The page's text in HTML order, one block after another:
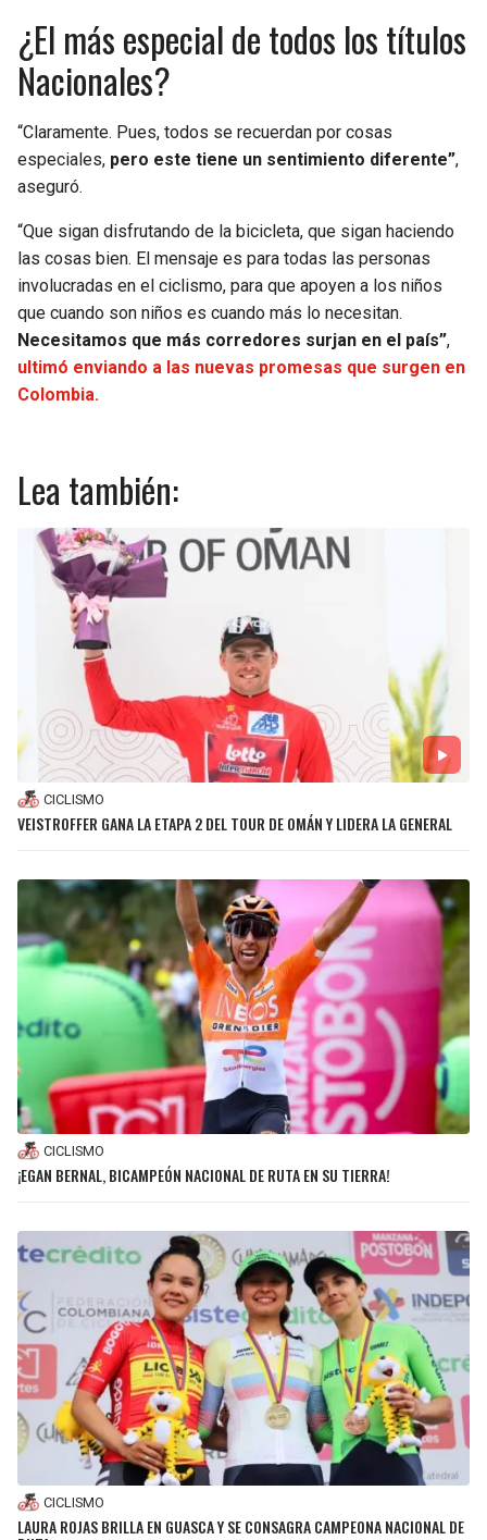
¿El más especial de todos los títulos
Nacionales?
“Claramente. Pues, todos se recuerdan por cosas
especiales, pero este tiene un sentimiento diferente”,
aseguró.
“Que sigan disfrutando de la bicicleta, que sigan haciendo
las cosas bien. El mensaje es para todas las personas
involucradas en el ciclismo, para que apoyen a los niños
que cuando son niños es cuando más lo necesitan.
Necesitamos que más corredores surjan en el país”,
ultimó enviando a las nuevas promesas que surgen en
Colombia.
Lea también:
CICLISMO
VEISTROFFER GANA LA ETAPA 2 DEL TOUR DE OMÁN Y LIDERA LA GENERAL
CICLISMO
¡EGAN BERNAL, BICAMPEÓN NACIONAL DE RUTA EN SU TIERRA!
CICLISMO
LAURA ROJAS BRILLA EN GUASCA Y SE CONSAGRA CAMPEONA NACIONAL DE